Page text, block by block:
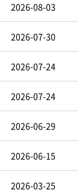
2026-08-03
2026-07-30
2026-07-24
2026-07-24
2026-06-29
2026-06-15
2026-03-25